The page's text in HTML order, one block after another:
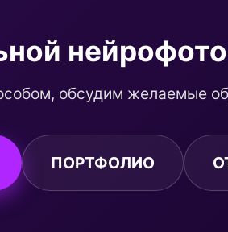
обсудим желаемые
ПОРТФОЛИО